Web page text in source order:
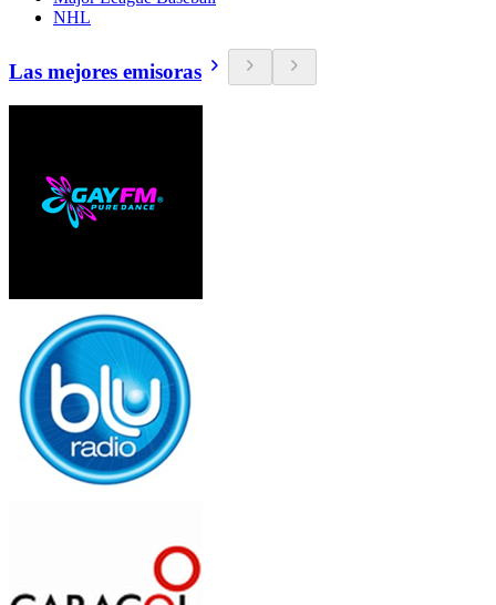
NHL
Las mejores emisoras